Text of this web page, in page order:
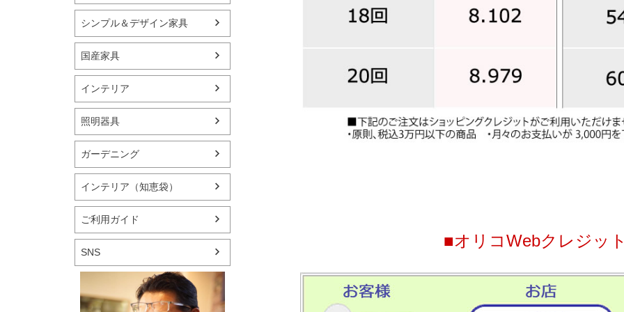
シンプル＆デザイン家具
国産家具
インテリア
照明器具
ガーデニング
インテリア（知恵袋）
ご利用ガイド
SNS
■オリコWebクレジッ